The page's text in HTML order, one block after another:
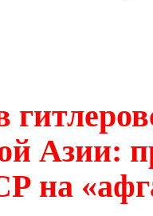
Азии:
на